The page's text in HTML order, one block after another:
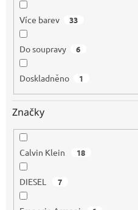
Více barev 33
Do soupravy 6
Doskladněno 1
Značky
Calvin Klein 18
DIESEL 7